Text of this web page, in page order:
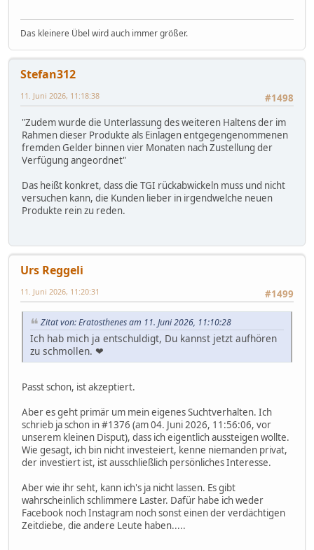
Das kleinere Übel wird auch immer größer.
Stefan312
#1498
11. Juni 2026, 11:18:38
"Zudem wurde die Unterlassung des weiteren Haltens der im
Rahmen dieser Produkte als Einlagen entgegengenommenen
fremden Gelder binnen vier Monaten nach Zustellung der
Verfügung angeordnet"
Das heißt konkret, dass die TGI rückabwickeln muss und nicht
versuchen kann, die Kunden lieber in irgendwelche neuen
Produkte rein zu reden.
Urs Reggeli
#1499
11. Juni 2026, 11:20:31
Zitat von: Eratosthenes am 11. Juni 2026, 11:10:28
Ich hab mich ja entschuldigt, Du kannst jetzt aufhören
zu schmollen. ❤
Passt schon, ist akzeptiert.
Aber es geht primär um mein eigenes Suchtverhalten. Ich
schrieb ja schon in #1376 (am 04. Juni 2026, 11:56:06, vor
unserem kleinen Disput), dass ich eigentlich aussteigen wollte.
Wie gesagt, ich bin nicht investeiert, kenne niemanden privat,
der investiert ist, ist ausschließlich persönliches Interesse.
Aber wie ihr seht, kann ich's ja nicht lassen. Es gibt
wahrscheinlich schlimmere Laster. Dafür habe ich weder
Facebook noch Instagram noch sonst einen der verdächtigen
Zeitdiebe, die andere Leute haben.....